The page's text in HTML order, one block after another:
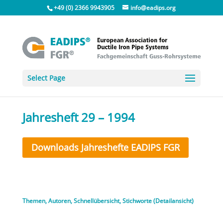
+49 (0) 2366 9943905 info@eadips.org
Select Page
Jahresheft 29 – 1994
Downloads Jahreshefte EADIPS FGR
Themen, Autoren, Schnellübersicht, Stichworte (Detailansicht)